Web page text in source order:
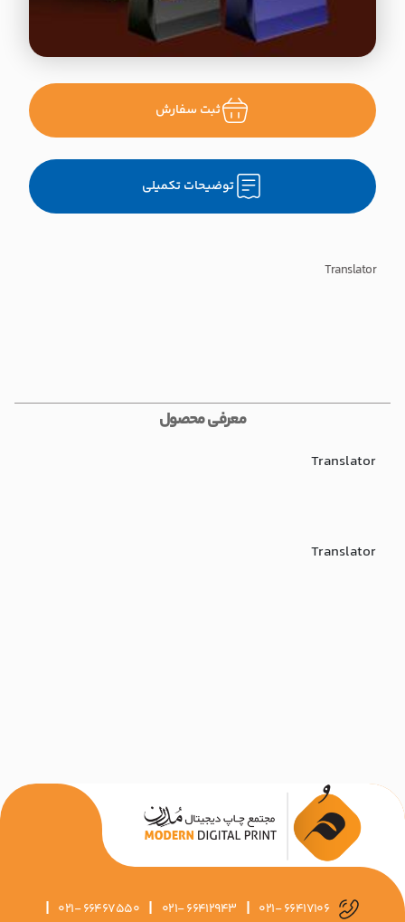
Translator
ثبت سفارش
توضیحات تکمیلی
معرفی محصول
Translator
Translator
021- 66417106
|
021- 66412943
|
021- 66467550
|